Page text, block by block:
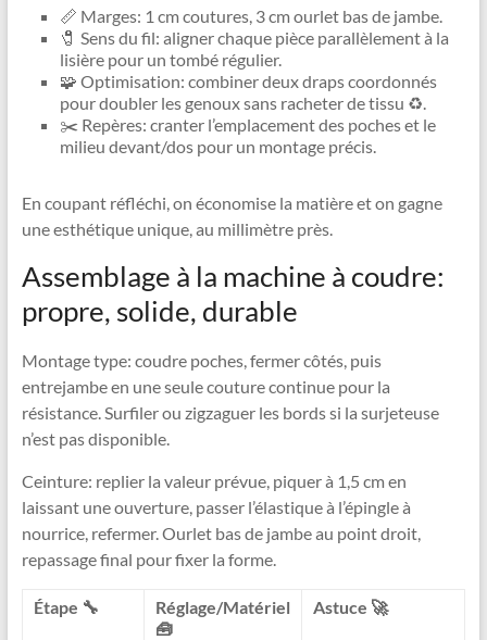
📏 Marges: 1 cm coutures, 3 cm ourlet bas de jambe.
🧷 Sens du fil: aligner chaque pièce parallèlement à la
lisière pour un tombé régulier.
🧩 Optimisation: combiner deux draps coordonnés
pour doubler les genoux sans racheter de tissu ♻️.
✂️ Repères: cranter l’emplacement des poches et le
milieu devant/dos pour un montage précis.
En coupant réfléchi, on économise la matière et on gagne
une esthétique unique, au millimètre près.
Assemblage à la machine à coudre:
propre, solide, durable
Montage type: coudre poches, fermer côtés, puis
entrejambe en une seule couture continue pour la
résistance. Surfiler ou zigzaguer les bords si la surjeteuse
n’est pas disponible.
Ceinture: replier la valeur prévue, piquer à 1,5 cm en
laissant une ouverture, passer l’élastique à l’épingle à
nourrice, refermer. Ourlet bas de jambe au point droit,
repassage final pour fixer la forme.
Étape 🔧
Réglage/Matériel
🧰
Astuce 🚀